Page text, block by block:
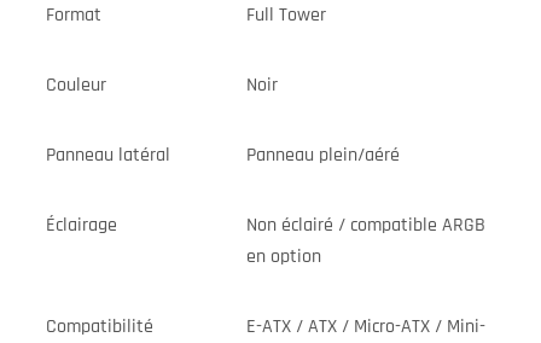
Format Full Tower
Couleur Noir
Panneau latéral Panneau plein/aéré
Éclairage
Non éclairé / compatible ARGB
en option
Compatibilité
E-ATX / ATX / Micro-ATX / Mini-